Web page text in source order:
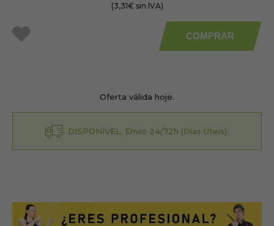
(3,31€ sin IVA)
COMPRAR
Oferta válida hoje.
DISPONÍVEL. Envio 24/72h (Dias Úteis).